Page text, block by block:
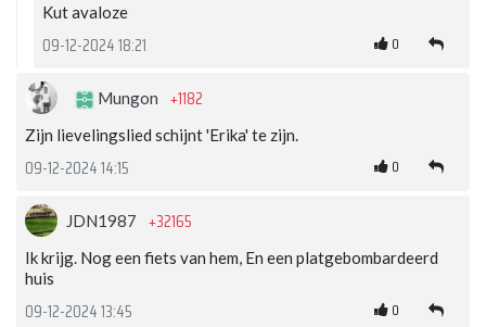
Kut avaloze
09-12-2024 18:21 0
Mungon +1182
Zijn lievelingslied schijnt 'Erika' te zijn.
09-12-2024 14:15 0
JDN1987 +32165
Ik krijg. Nog een fiets van hem, En een platgebombardeerd
huis
09-12-2024 13:45 0